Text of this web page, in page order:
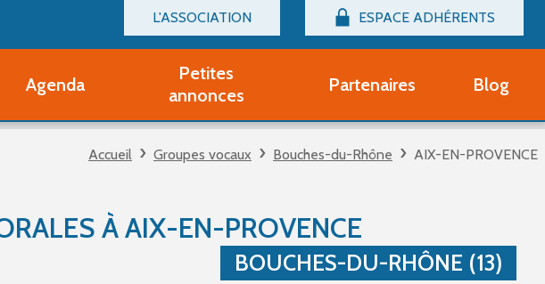
L'ASSOCIATION
Billetterie
Devenir adhérent Groupe Vocal
Devenir adhérent Partenaire
Ouvrir un compte Découverte
ESPACE ADHÉRENTS
Connexion
Agenda
Petites
annonces
Partitions d'occasion
Partenaires Blog
Accueil Groupes vocaux Bouches-du-Rhône AIX-EN-PROVENCE
À AIX-EN-PROVENCE
BOUCHES-DU-RHÔNE (13)